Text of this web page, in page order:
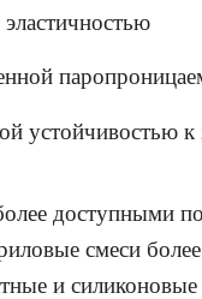
устойчивостью к
доступными
смеси
и